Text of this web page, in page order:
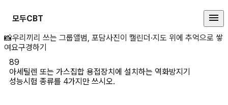
모두CBT
아세틸렌 또는 가스집합 용접장치
📸우리끼리 쓰는 그룹앨범, 포담사진이 캘린더·지도 위에 추억으로 쌓
여요구경하기
89
아세틸렌 또는 가스집합 용접장치에 설치하는 역화방지기
성능시험 종류를 4가지만 쓰시오.